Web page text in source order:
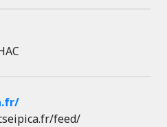
feed/